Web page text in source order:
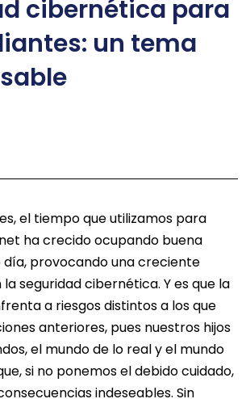
cibernética para
un tema
el tiempo que utilizamos para
ha crecido ocupando buena
provocando una creciente
seguridad cibernética. Y es que la
a riesgos distintos a los que
anteriores, pues nuestros hijos
el mundo de lo real y el mundo
si no ponemos el debido cuidado,
indeseables. Sin